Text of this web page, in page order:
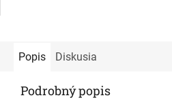
Popis Diskusia
Podrobný popis